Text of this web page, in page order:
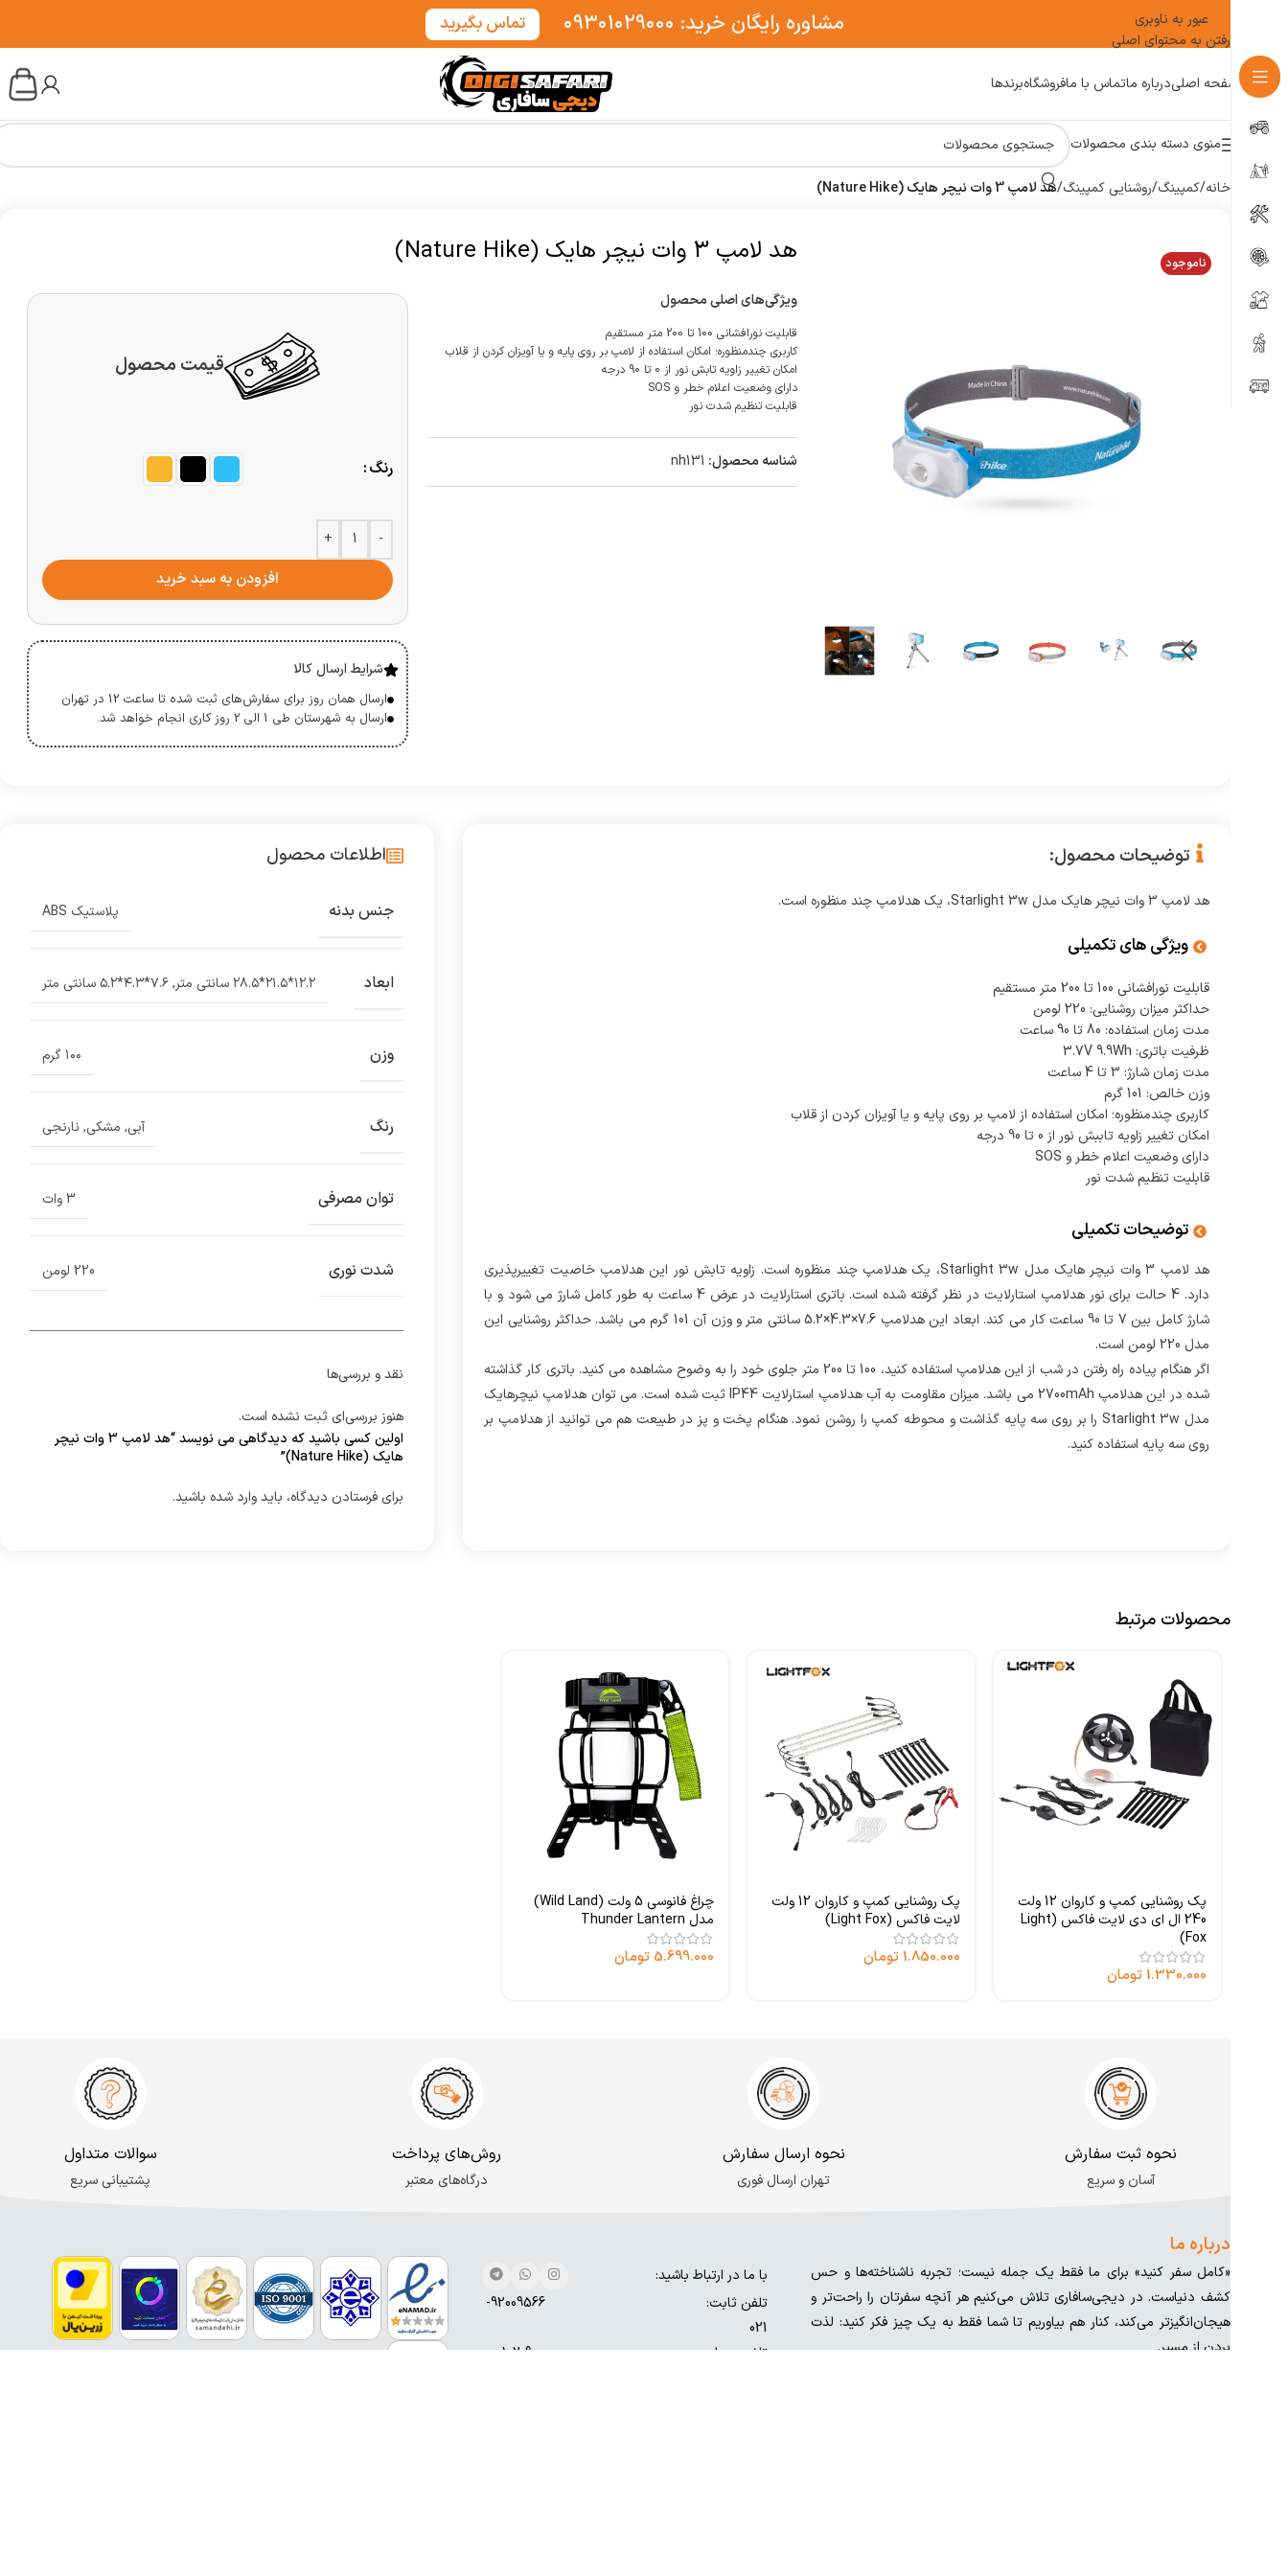
عبور به ناوبری
رفتن به محتوای اصلی
مشاوره رایگان خرید: ۰۹۳۰۱۰۲۹۰۰۰ تماس بگیرید
صفحه اصلیدرباره ماتماس با مافروشگاهبرندها
منوی دسته بندی محصولات
خانه/کمپینگ/روشنایی کمپینگ/هد لامپ 3 وات نیچر هایک (Nature Hike)
ناموجود هد لامپ 3 وات نیچر هایک (Nature Hike)
ویژگی‌های اصلی محصول
قابلیت نورافشانی 100 تا 200 متر مستقیم
کاربری چندمنظوره؛ امکان استفاده از لامپ بر روی پایه و یا آویزان کردن از قلاب
امکان تغییر زاویه تابش نور از 0 تا 90 درجه
دارای وضعیت اعلام خطر و SOS
قابلیت تنظیم شدت نور
شناسه محصول: nh131
قیمت محصول
رنگ
-
+
افزودن به سبد خرید
شرایط ارسال کالا
ارسال همان روز برای سفارش‌های ثبت شده تا ساعت 12 در تهران
ارسال به شهرستان طی 1 الی 2 روز کاری انجام خواهد شد.
توضیحات محصول:
هد لامپ 3 وات نیچر هایک مدل Starlight 3w، یک هدلامپ چند منظوره است.
ویژگی های تکمیلی
قابلیت نورافشانی 100 تا 200 متر مستقیم
حداکثر میزان روشنایی: 220 لومن
مدت زمان استفاده: 80 تا 90 ساعت
ظرفیت باتری: 3.7V 9.9Wh
مدت زمان شارژ: 3 تا 4 ساعت
وزن خالص: 101 گرم
کاربری چندمنظوره؛ امکان استفاده از لامپ بر روی پایه و یا آویزان کردن از قلاب
امکان تغییر زاویه تاببش نور از 0 تا 90 درجه
دارای وضعیت اعلام خطر و SOS
قابلیت تنظیم شدت نور
توضیحات تکمیلی
هد لامپ 3 وات نیچر هایک مدل Starlight 3w، یک هدلامپ چند منظوره است. زاویه تابش نور این هدلامپ خاصیت تغییرپذیری
دارد. 4 حالت برای نور هدلامپ استارلایت در نظر گرفته شده است. باتری استارلایت در عرض 4 ساعت به طور کامل شارژ می شود و با
شارژ کامل بین 7 تا 90 ساعت کار می کند. ابعاد این هدلامپ 7.6×4.3×5.2 سانتی متر و وزن آن 101 گرم می باشد. حداکثر روشنایی این
مدل 220 لومن است.
اگر هنگام پیاده راه رفتن در شب از این هدلامپ استفاده کنید، 100 تا 200 متر جلوی خود را به وضوح مشاهده می کنید. باتری کار گذاشته
شده در این هدلامپ 2700mAh می باشد. میزان مقاومت به آب هدلامپ استارلایت IP44 ثبت شده است. می توان هدلامپ نیچرهایک
مدل Starlight 3w را بر روی سه پایه گذاشت و محوطه کمپ را روشن نمود. هنگام پخت و پز در طبیعت هم می توانید از هدلامپ بر
روی سه پایه استفاده کنید.
اطلاعات محصول
جنس بدنه پلاستیک ABS
ابعاد ۱۲.۲*۲۱.۵*۲۸.۵ سانتی متر ,۷.۶*۴.۳*۵.۲ سانتی متر
وزن ۱۰۰ گرم
رنگ آبی, مشکی, نارنجی
توان مصرفی 3 وات
شدت نوری 220 لومن
نقد و بررسی‌ها
هنوز بررسی‌ای ثبت نشده است.
اولین کسی باشید که دیدگاهی می نویسد “هد لامپ 3 وات نیچر
هایک (Nature Hike)”
برای فرستادن دیدگاه، بایدوارد شده باشید.
محصولات مرتبط
پک روشنایی کمپ و کاروان 12 ولت
240 ال ای دی لایت فاکس (Light
Fox)
1.330.000تومان
پک روشنایی کمپ و کاروان 12 ولت
لایت فاکس (Light Fox)
1.850.000تومان
چراغ فانوسی 5 ولت (Wild Land)
مدل Thunder Lantern
5.699.000 تومان
نحوه ثبت سفارش
آسان و سریع
نحوه ارسال سفارش
تهران ارسال فوری
روش‌های پرداخت
درگاه‌های معتبر
سوالات متداول
پشتیبانی سریع
درباره ما
«کامل سفر کنید» برای ما فقط یک جمله نیست؛ تجربه ناشناخته‌ها و حس
کشف دنیاست. در دیجی‌سافاری تلاش می‌کنیم هر آنچه سفرتان را راحت‌تر و
هیجان‌انگیزتر می‌کند، کنار هم بیاوریم تا شما فقط به یک چیز فکر کنید: لذت
بردن از مسیر.
با ما در ارتباط باشید:
تلفن ثابت:
92009566-
021
تلفن همراه:
9000-102-